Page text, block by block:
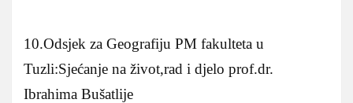
10.Odsjek za Geografiju PM fakulteta u
Tuzli:Sjećanje na život,rad i djelo prof.dr.
Ibrahima Bušatlije